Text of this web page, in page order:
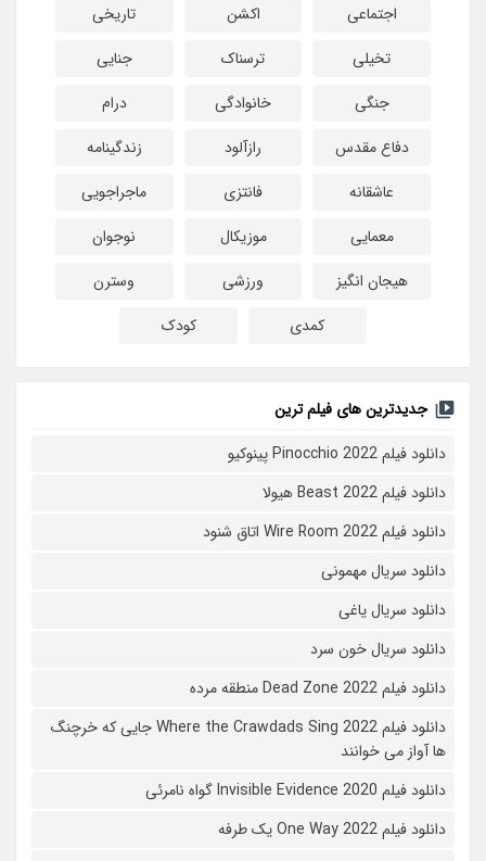
اجتماعی
اکشن
تاریخی
تخیلی
ترسناک
جنایی
جنگی
خانوادگی
درام
دفاع مقدس
رازآلود
زندگینامه
عاشقانه
فانتزی
ماجراجویی
معمایی
موزیکال
نوجوان
هیجان انگیز
ورزشی
وسترن
کمدی
کودک
جدیدترین های فیلم ترین
دانلود فیلم Pinocchio 2022 پینوکیو
دانلود فیلم Beast 2022 هیولا
دانلود فیلم Wire Room 2022 اتاق شنود
دانلود سریال مهمونی
دانلود سریال یاغی
دانلود سریال خون سرد
دانلود فیلم 2022 Dead Zone منطقه مرده
دانلود فیلم Where the Crawdads Sing 2022 جایی که خرچنگ
ها آواز می خوانند
دانلود فیلم 2020 Invisible Evidence گواه نامرئی
دانلود فیلم One Way 2022 یک طرفه